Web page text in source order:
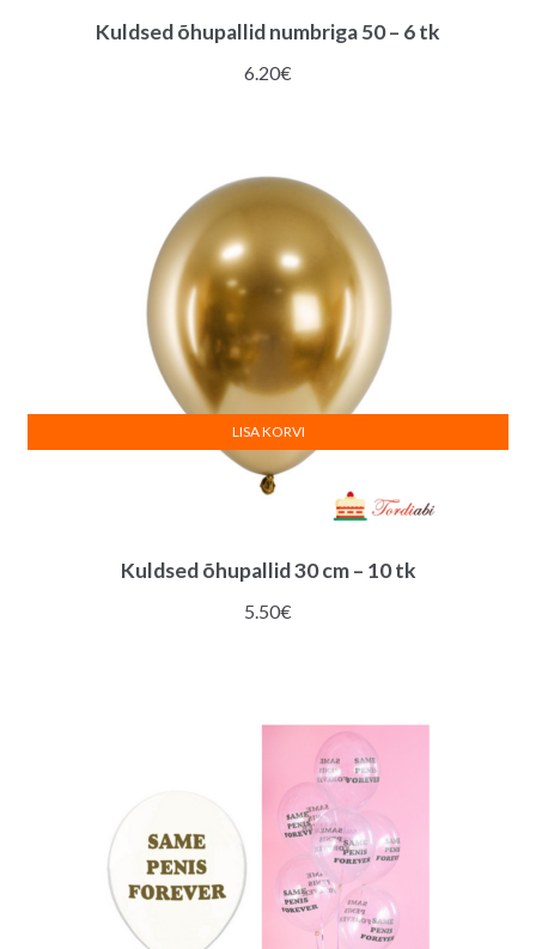
Kuldsed õhupallid numbriga 50 – 6 tk
6.20€
Kuldsed õhupallid 30 cm – 10 tk
5.50€
LISA KORVI